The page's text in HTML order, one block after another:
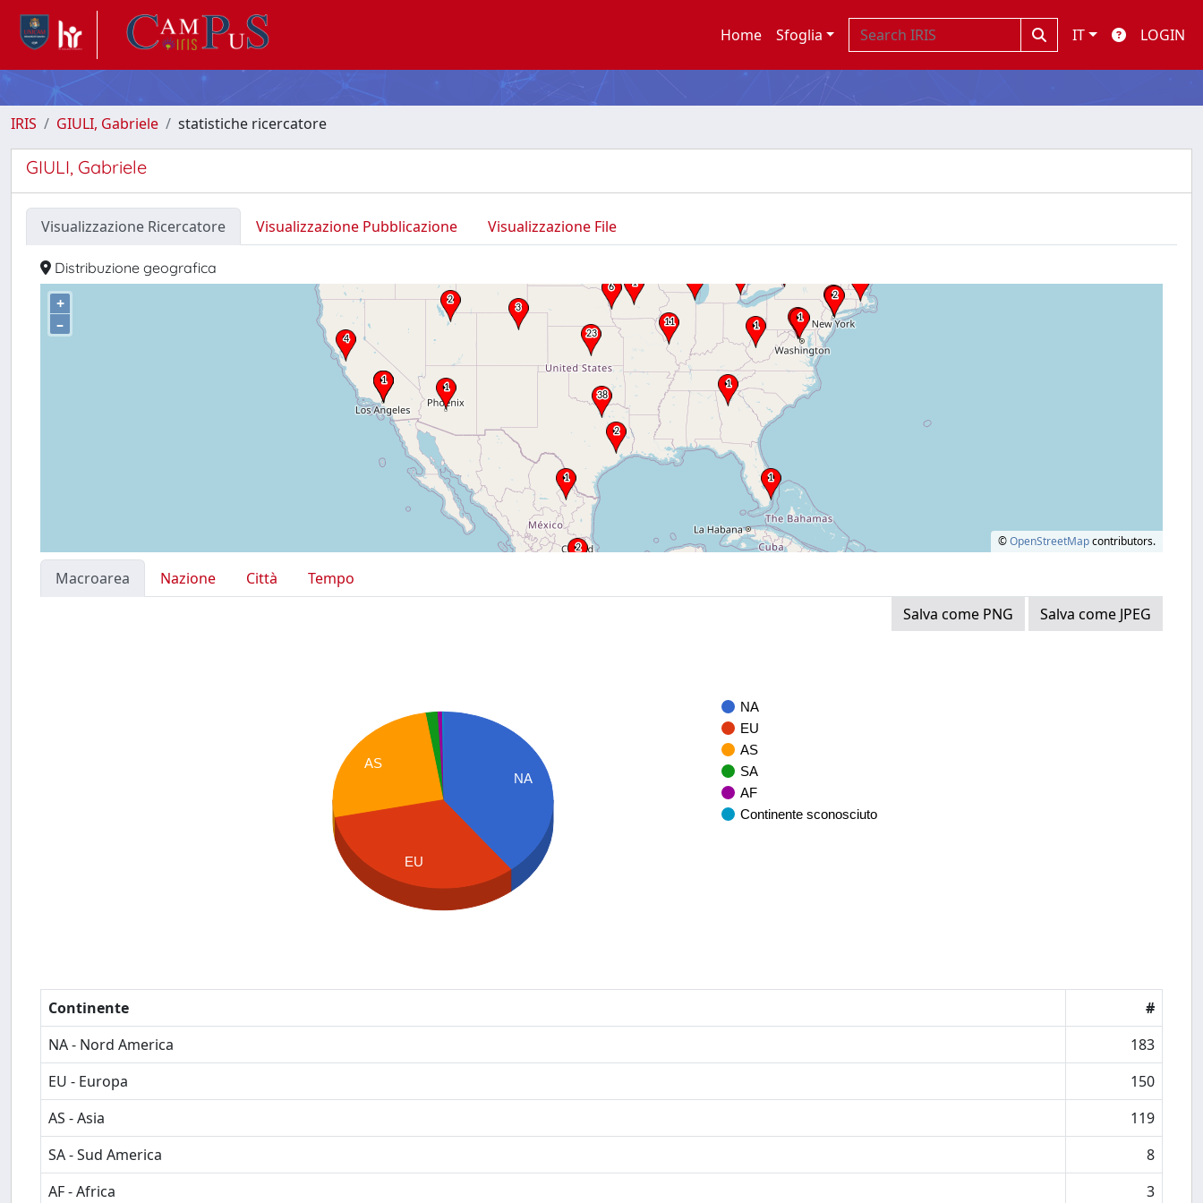
Home Sfoglia IT LOGIN
IRIS GIULI, Gabriele statistiche ricercatore
GIULI, Gabriele
Visualizzazione Ricercatore Visualizzazione Pubblicazione Visualizzazione File
Distribuzione geografica
+
–
©OpenStreetMapcontributors.
Macroarea Nazione Città
Tempo
Salva come PNG
Salva come JPEG
NA
EU
AS
SA
AF
Continente sconosciuto
NA
AS
EU
Continente
#
NA - Nord America
183
EU - Europa
150
AS - Asia
119
SA - Sud America
8
AF - Africa
3